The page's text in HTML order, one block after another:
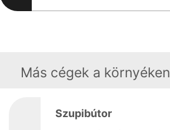
Más cégek a környéken
Szupibútor